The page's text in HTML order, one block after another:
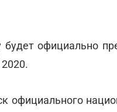
официально
2020.
официального